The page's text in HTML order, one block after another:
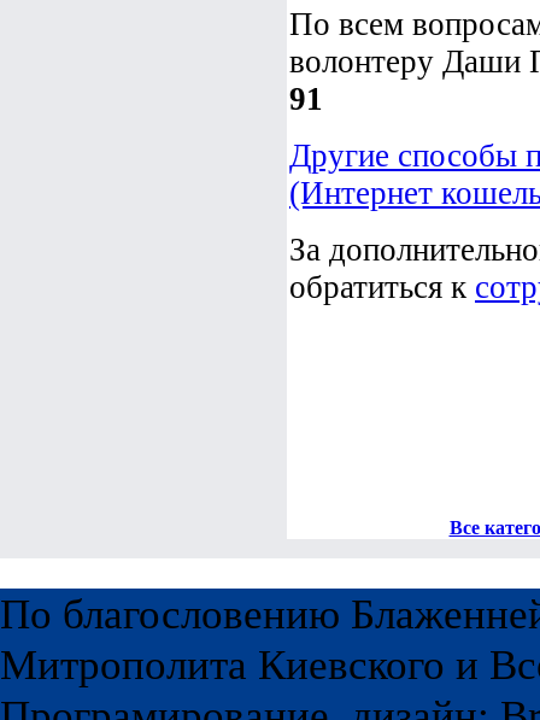
По всем
волонтеру Даши
91
Другие способы
(Интернет
За
обратиться к
Все
По благословению
Митрополита Киевского и